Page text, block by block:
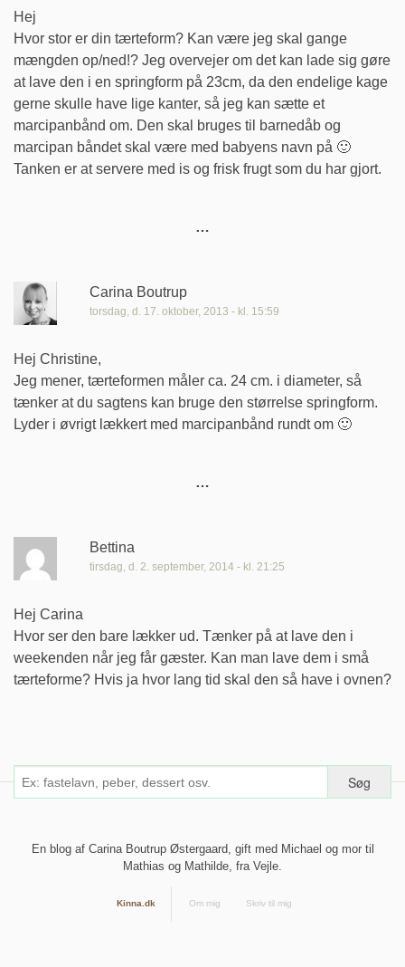
Hej
Hvor stor er din tærteform? Kan være jeg skal gange
mængden op/ned!? Jeg overvejer om det kan lade sig gøre
at lave den i en springform på 23cm, da den endelige kage
gerne skulle have lige kanter, så jeg kan sætte et
marcipanbånd om. Den skal bruges til barnedåb og
marcipan båndet skal være med babyens navn på 🙂
Tanken er at servere med is og frisk frugt som du har gjort.
Carina Boutrup
torsdag, d. 17. oktober, 2013 - kl. 15:59
Hej Christine,
Jeg mener, tærteformen måler ca. 24 cm. i diameter, så
tænker at du sagtens kan bruge den størrelse springform.
Lyder i øvrigt lækkert med marcipanbånd rundt om 🙂
Bettina
tirsdag, d. 2. september, 2014 - kl. 21:25
Hej Carina
Hvor ser den bare lækker ud. Tænker på at lave den i
weekenden når jeg får gæster. Kan man lave dem i små
tærteforme? Hvis ja hvor lang tid skal den så have i ovnen?
En blog af Carina Boutrup Østergaard, gift med Michael og mor til
Mathias og Mathilde, fra Vejle.
Kinna.dk Om mig Skriv til mig